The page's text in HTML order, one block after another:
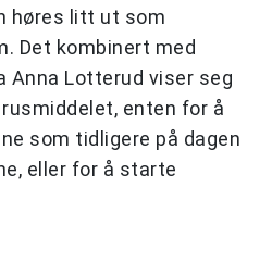
høres litt ut som
Det kombinert med
Anna Lotterud viser seg
enten for å
som tidligere på dagen
eller for å starte